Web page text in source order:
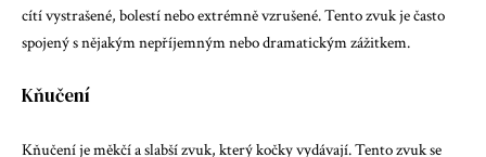
cítí vystrašené, bolestí nebo extrémně vzrušené. Tento zvuk je často
spojený s nějakým nepříjemným nebo dramatickým zážitkem.
Kňučení
Kňučení je měkčí a slabší zvuk, který kočky vydávají. Tento zvuk se